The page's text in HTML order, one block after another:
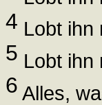
4 Lobt ihn
5 Lobt ihn
6 Alles,